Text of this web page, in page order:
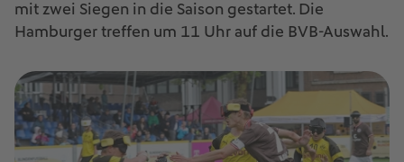
mit zwei Siegen in die Saison gestartet. Die
Hamburger treffen um 11 Uhr auf die BVB-Auswahl.